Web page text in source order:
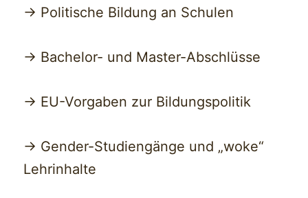
-> Politische Bildung an Schulen
-> Bachelor- und Master-Abschlüsse
-> EU-Vorgaben zur Bildungspolitik
-> Gender-Studiengänge und „woke“
Lehrinhalte